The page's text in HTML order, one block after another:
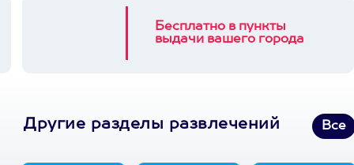
Бесплатно в пункты
выдачи вашего города
Другие разделы развлечений Все